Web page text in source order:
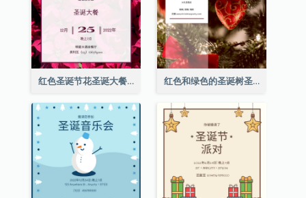
红色圣诞节花圣诞大餐请柬 红色和绿色的圣诞树圣诞派对邀请函